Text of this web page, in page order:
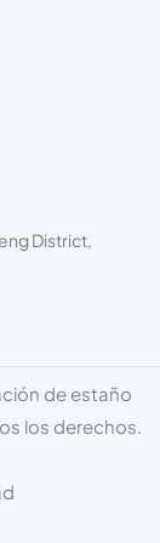
District,
de estaño
los derechos.